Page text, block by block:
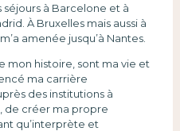
séjours à Barcelone et à
À Bruxelles mais aussi à
amenée jusqu’à Nantes.
mon histoire, sont ma vie et
ma carrière
des institutions à
de créer ma propre
qu’interprète et